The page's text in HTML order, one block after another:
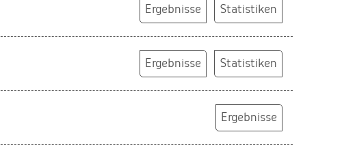
Ergebnisse Statistiken
Ergebnisse Statistiken
Ergebnisse